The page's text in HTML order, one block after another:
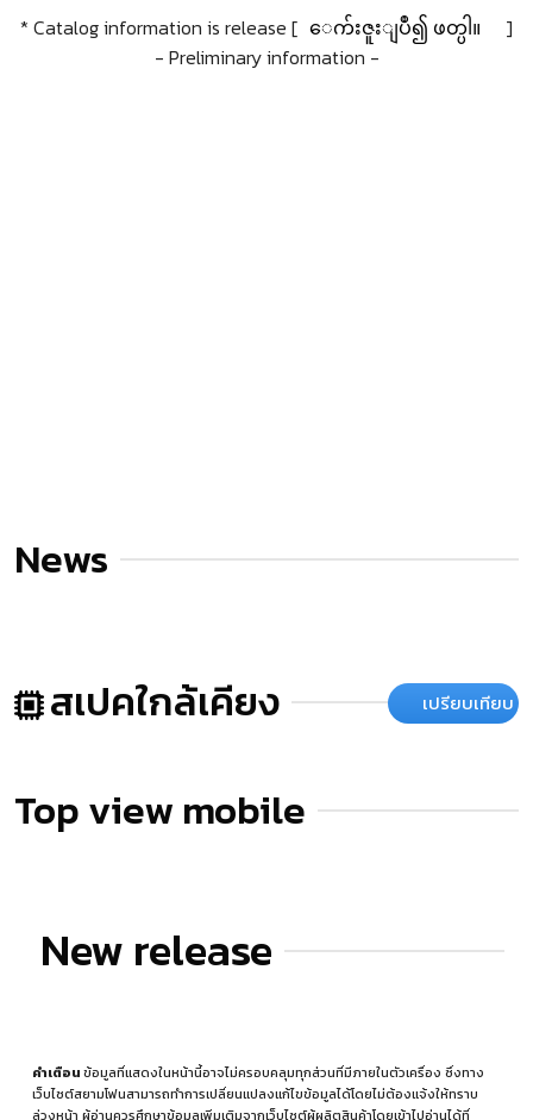
* Catalog information is release [ ေက်းဇူးျပဳ၍ ဖတ္ပါ။
]
- Preliminary information -
News
สเปคใกล้เคียง เปรียบเทียบ
Top view mobile
New release
คำเตือนข้อมูลที่แสดงในหน้านี้อาจไม่ครอบคลุมทุกส่วนที่มีภายในตัวเครื่อง ซึ่งทาง
เว็บไซต์สยามโฟนสามารถทำการเปลี่ยนแปลงแก้ไขข้อมูลได้โดยไม่ต้องแจ้งให้ทราบ
ล่วงหน้า ผู้อ่านควรศึกษาข้อมูลเพิ่มเติมจากเว็บไซต์ผู้ผลิตสินค้าโดยเข้าไปอ่านได้ที่